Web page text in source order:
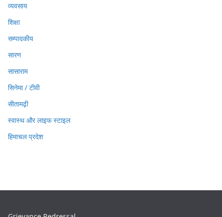
व्यवसाय
शिक्षा
सम्पादकीय
सारण
सासाराम
सिनेमा / टीवी
सीतामढ़ी
स्वास्थ और लाइफ स्टाइल
हिमाचल प्रदेश